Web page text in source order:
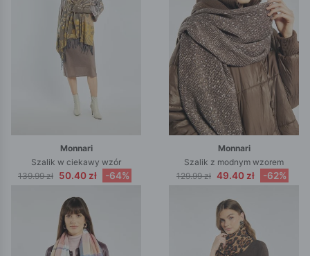
Monnari
Szalik w ciekawy wzór
139.99 zł 50.40 zł -64%
Monnari
Szalik z modnym wzorem
129.99 zł 49.40 zł -62%